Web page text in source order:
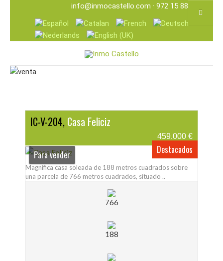
info@inmocastello.com · 972 15 88 25
IC-V-204, Casa Feliciz
459.000 €
Destacados
Para vender
Magnífica casa soleada de 188 metros cuadrados sobre
una parcela de 766 metros cuadrados, situado ..
766
188